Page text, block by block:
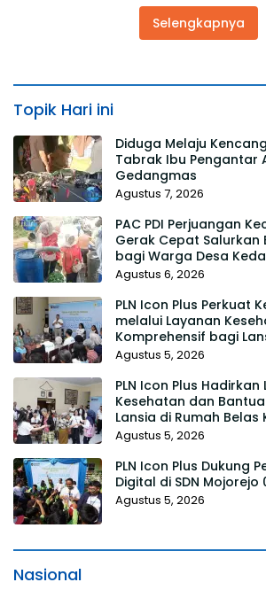
Selengkapnya
Topik Hari ini
Diduga Melaju
Tabrak Ibu Pengantar
Gedangmas
Agustus 7, 2026
PAC PDI Perjuangan
Gerak Cepat Salurkan
bagi Warga Desa
Agustus 6, 2026
PLN Icon Plus Perkuat
melalui Layanan
Komprehensif bagi
Agustus 5, 2026
PLN Icon Plus Hadirkan
Kesehatan dan
Lansia di Rumah Belas
Agustus 5, 2026
PLN Icon Plus Dukung
Digital di SDN Mojorejo
Agustus 5, 2026
Nasional